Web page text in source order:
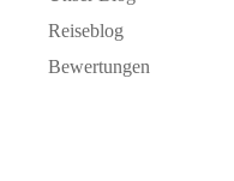
Reiseblog
Bewertungen